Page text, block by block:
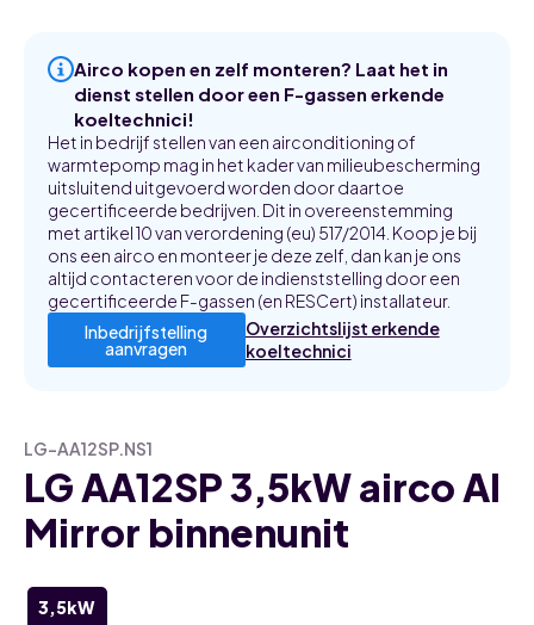
Airco kopen en zelf monteren? Laat het in
dienst stellen door een F-gassen erkende
koeltechnici!
Het in bedrijf stellen van een airconditioning of
warmtepomp mag in het kader van milieubescherming
uitsluitend uitgevoerd worden door daartoe
gecertificeerde bedrijven. Dit in overeenstemming
met artikel 10 van verordening (eu) 517/2014. Koop je bij
ons een airco en monteer je deze zelf, dan kan je ons
altijd contacteren voor de indienststelling door een
gecertificeerde F-gassen (en RESCert) installateur.
Inbedrijfstelling
aanvragen
Overzichtslijst erkende
koeltechnici
LG-AA12SP.NS1
LG AA12SP 3,5kW airco AI
Mirror binnenunit
3,5kW